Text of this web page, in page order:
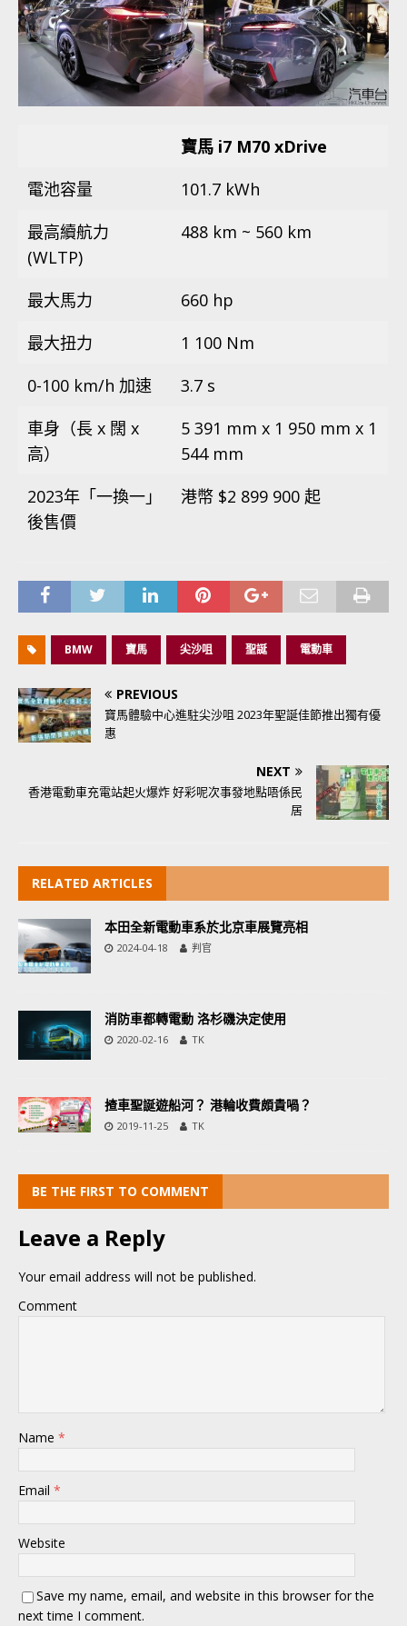
寶馬 i7 M70 xDrive
電池容量
101.7 kWh
最高續航力
(WLTP)
488 km ~ 560 km
最大馬力
660 hp
最大扭力
1 100 Nm
0-100 km/h 加速
3.7 s
車身（長 x 闊 x
高）
5 391 mm x 1 950 mm x 1
544 mm
2023年「一換一」
後售價
港幣 $2 899 900 起
BMW 寶馬 尖沙咀 聖誕 電動車
PREVIOUS
寶馬體驗中心進駐尖沙咀 2023年聖誕佳節推出獨有優
惠
NEXT
香港電動車充電站起火爆炸 好彩呢次事發地點唔係民
居
RELATED ARTICLES
本田全新電動車系於北京車展覽亮相
2024-04-18 判官
消防車都轉電動 洛杉磯決定使用
2020-02-16 TK
揸車聖誕遊船河？ 港輪收費頗貴喎？
2019-11-25 TK
BE THE FIRST TO COMMENT
Leave a Reply
Your email address will not be published.
Comment
Name *
Email *
Website
Save my name, email, and website in this browser for the
next time I comment.